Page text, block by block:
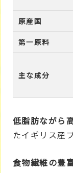
原産国
第一原料
主な成分
低脂肪ながら
たイギリス産
食物繊維の豊